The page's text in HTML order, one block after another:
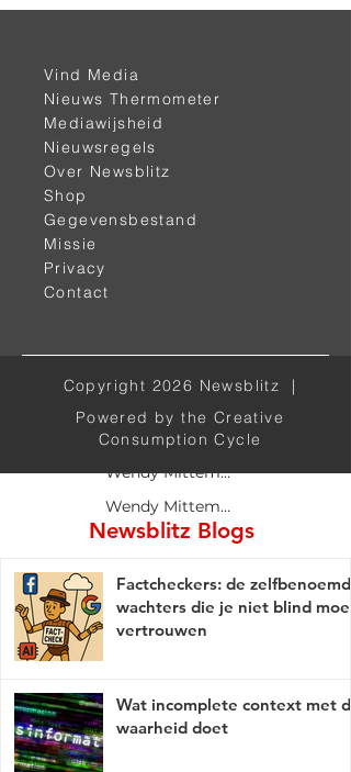
Alle kanalen
Jan Vingerhoets
Wendy Mittemeijer
Wendy Mittemeijer
Wendy Mittemeijer
Newsblitz Blogs
Factcheckers: de zelfbenoemde
wachters die je niet blind moet
vertrouwen
Wat incomplete context met de
waarheid doet
Vind Media
Nieuws Thermometer
Mediawijsheid
Nieuwsregels
Over Newsblitz
Shop
Gegevensbestand
Missie
Privacy
Contact
Copyright 2026 Newsblitz |
Powered by the Creative
Consumption Cycle